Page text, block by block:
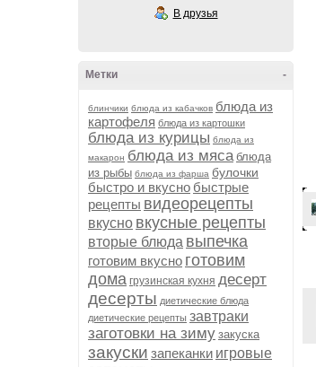
В друзья
-
Метки
блинчики блюда из кабачков блюда из
картофеля блюда из картошки
блюда из курицы блюда из
макарон блюда из мяса блюда
из рыбы блюда из фарша булочки
быстро и вкусно быстрые
рецепты видеорецепты
вкусно вкусные рецепты
вторые блюда выпечка
готовим вкусно готовим
дома грузинская кухня десерт
десерты диетические блюда
диетические рецепты завтраки
заготовки на зиму закуска
закуски запеканки игровые